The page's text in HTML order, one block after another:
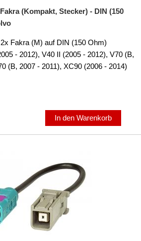
(Kompakt, Stecker) - DIN (150
Fakra (M) auf DIN (150 Ohm)
- 2012), V40 II (2005 - 2012), V70 (B,
(B, 2007 - 2011), XC90 (2006 - 2014)
In den Warenkorb